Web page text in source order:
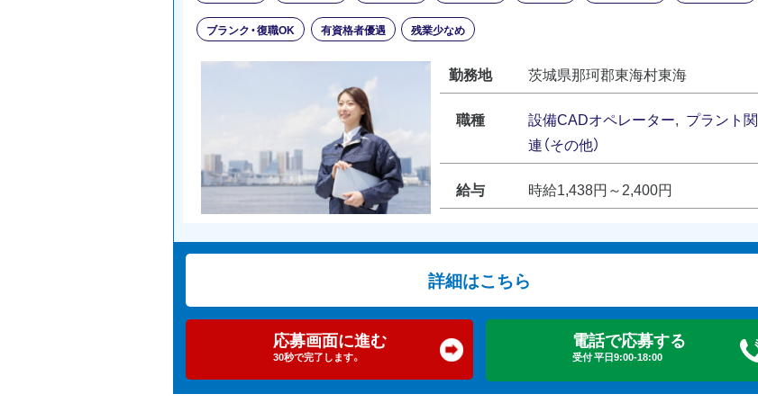
ブランク・復職OK 有資格者優遇 残業少なめ
勤務地 茨城県那珂郡東海村東海
職種 設備CADオペレーター, プラント関
連（その他）
給与 時給1,438円～2,400円
詳細はこちら
応募画面に進む
30秒で完了します。
電話で応募する
受付 平日9:00-18:00